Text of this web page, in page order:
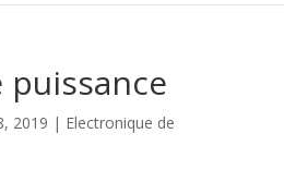
2019 | Electronique de